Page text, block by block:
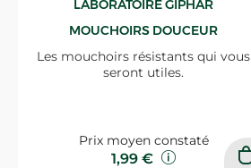
LABORATOIRE GIPHAR
MOUCHOIRS DOUCEUR
Les mouchoirs résistants qui vous
seront utiles.
Prix moyen constaté
1,99 €